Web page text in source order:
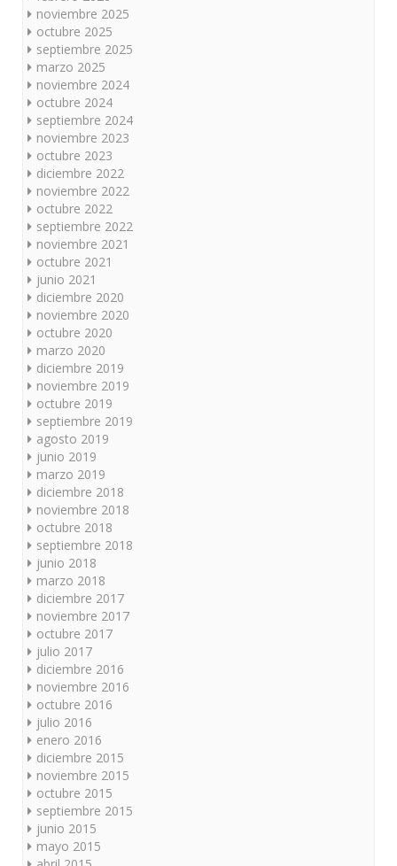
noviembre 2025
octubre 2025
septiembre 2025
marzo 2025
noviembre 2024
octubre 2024
septiembre 2024
noviembre 2023
octubre 2023
diciembre 2022
noviembre 2022
octubre 2022
septiembre 2022
noviembre 2021
octubre 2021
junio 2021
diciembre 2020
noviembre 2020
octubre 2020
marzo 2020
diciembre 2019
noviembre 2019
octubre 2019
septiembre 2019
agosto 2019
junio 2019
marzo 2019
diciembre 2018
noviembre 2018
octubre 2018
septiembre 2018
junio 2018
marzo 2018
diciembre 2017
noviembre 2017
octubre 2017
julio 2017
diciembre 2016
noviembre 2016
octubre 2016
julio 2016
enero 2016
diciembre 2015
noviembre 2015
octubre 2015
septiembre 2015
junio 2015
mayo 2015